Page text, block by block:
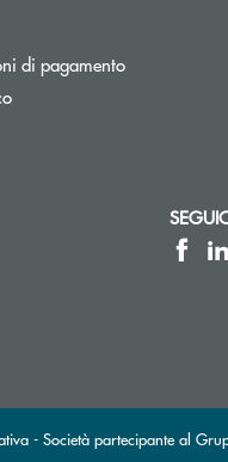
di pagamentoApre una
- Società partecipante al